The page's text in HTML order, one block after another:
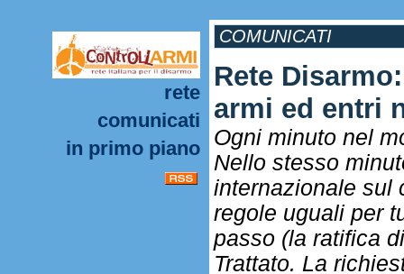
rete
comunicati
in primo piano
COMUNICATI
Rete
armi ed entri
Ogni minuto nel
Nello stesso
internazionale sul
regole uguali per
passo (la ratifica
Trattato. La